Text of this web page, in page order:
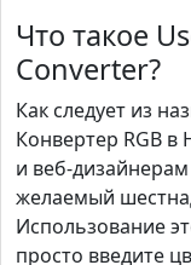
Что такое
Converter?
Как следует из
Конвертер RGB
и веб-
желаемый
Использование
просто введите